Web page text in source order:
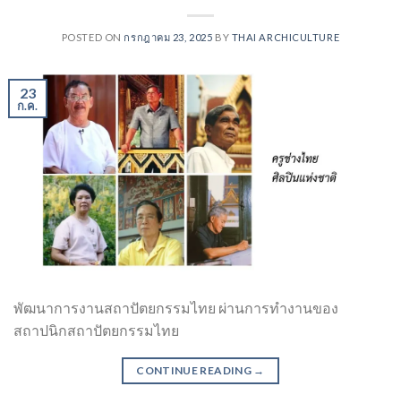
POSTED ON กรกฎาคม 23, 2025 BY THAI ARCHICULTURE
23
ก.ค.
พัฒนาการงานสถาปัตยกรรมไทย ผ่านการทำงานของ
สถาปนิกสถาปัตยกรรมไทย
CONTINUE READING →